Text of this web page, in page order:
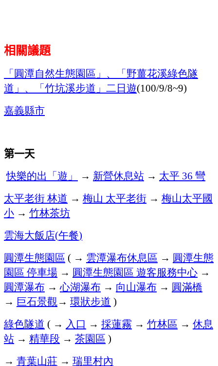
相關議題
「圓潭自然生態園區」、「野薑花溪綠色隧
道」、「竹坑溪步道」二日遊(100/9/8~9)
嘉義縣市
第一天
快樂的出「遊」
→ 新營休息站 → 太平 36 彎
太平老街林道 → 梅山 太平老街 → 梅山太平國
小 → 竹林茶坊
雲海大飯店(午餐)
圓潭生態園區 ( → 雲潭瀑布休息區 → 圓潭生態
園區 停車場 → 圓潭生態園區 遊客服務中心 →
圓潭瀑布 →心湖瀑布 → 向山瀑布 → 圓滿橋
→ 巨石景觀→ 環狀步道 )
綠色隧道 ( → 入口 → 採蓮霧 → 竹林區 → 休息
站 → 精華段 → 茶園區 )
→ 青葉山莊 → 瑞里村內